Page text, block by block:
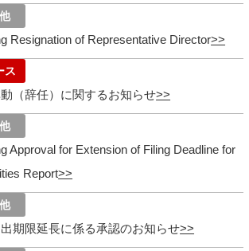
Resignation of Representative Director
（辞任）に関するお知らせ
Approval for Extension of Filing Deadline for
Report
期限延長に係る承認のお知らせ